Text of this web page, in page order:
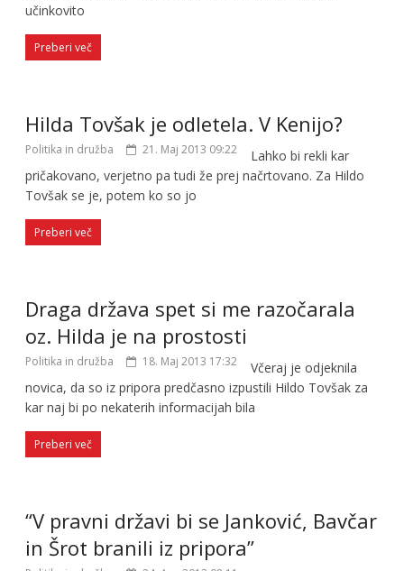
učinkovito
Preberi več
Hilda Tovšak je odletela. V Kenijo?
Politika in družba 21. Maj 2013 09:22
Lahko bi rekli kar
pričakovano, verjetno pa tudi že prej načrtovano. Za Hildo
Tovšak se je, potem ko so jo
Preberi več
Draga država spet si me razočarala
oz. Hilda je na prostosti
Politika in družba 18. Maj 2013 17:32
Včeraj je odjeknila
novica, da so iz pripora predčasno izpustili Hildo Tovšak za
kar naj bi po nekaterih informacijah bila
Preberi več
“V pravni državi bi se Janković, Bavčar
in Šrot branili iz pripora”